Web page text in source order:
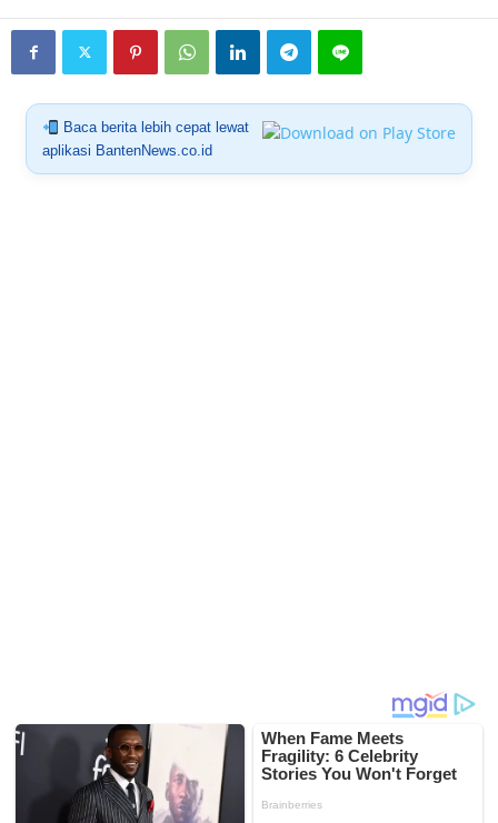
Baca berita lebih cepat lewat
aplikasi BantenNews.co.id